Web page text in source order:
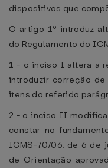
dispositivos que
O artigo 1º introduz
do Regulamento do
1 - o inciso I altera a
introduzir correção
itens do referido
2 - o inciso II
constar no
ICMS-70/06, de 6 de
de Orientação